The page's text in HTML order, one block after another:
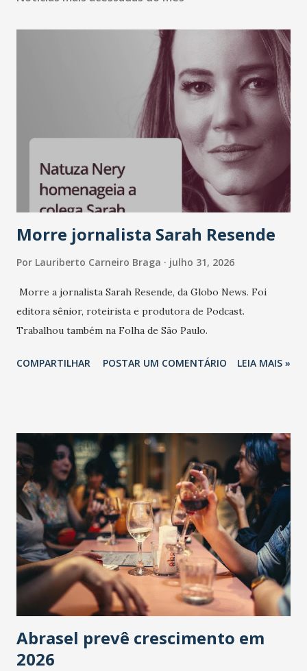
Morre jornalista Sarah Resende
Por Lauriberto Carneiro Braga julho 31, 2026
Morre a jornalista Sarah Resende, da Globo News. Foi
editora sênior, roteirista e produtora de Podcast.
Trabalhou também na Folha de São Paulo.
COMPARTILHAR POSTAR UM COMENTÁRIO LEIA MAIS »
Abrasel prevê crescimento em
2026